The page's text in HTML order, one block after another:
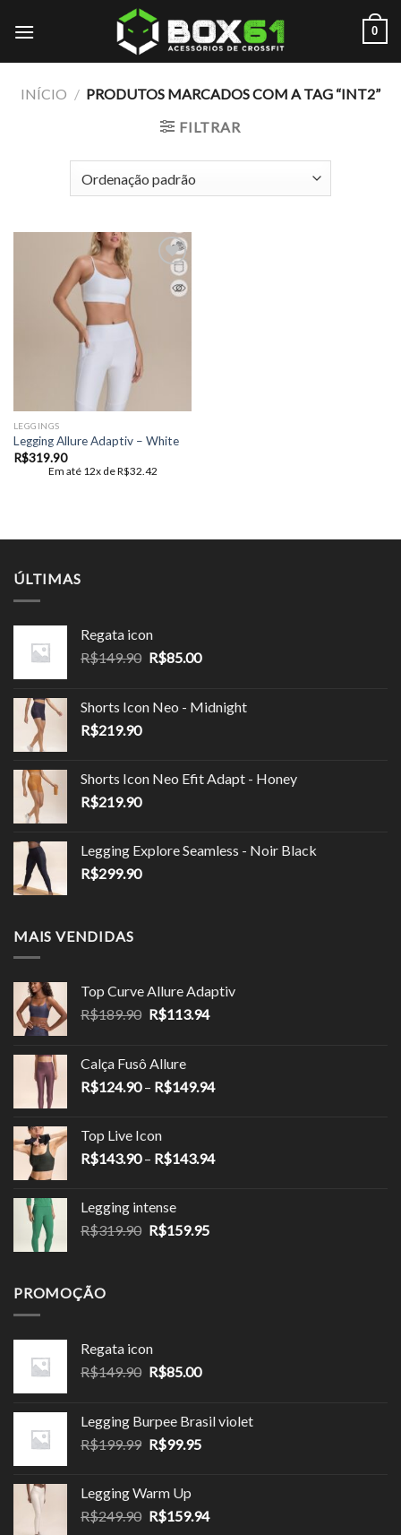
0
INÍCIO / PRODUTOS MARCADOS COM A TAG “INT2”
FILTRAR
LEGGINGS
Legging Allure Adaptiv – White
R$319.90
Em até 12x deR$32.42
ÚLTIMAS
Regata icon
R$149.90 O
era:
R$85.00O
é:
Shorts Icon Neo - Midnight
R$219.90
Shorts Icon Neo Efit Adapt - Honey
R$219.90
Legging Explore Seamless - Noir Black
R$299.90
MAIS VENDIDAS
Top Curve Allure Adaptiv
R$189.90 O
era:
R$189.90.
R$113.94O
R$113.94.
Calça Fusô Allure
R$124.90 – R$149.94Faixa
através
Top Live Icon
R$143.90 – R$143.94Faixa
Legging intense
R$319.90 O
R$159.95O
PROMOÇÃO
Regata icon
R$149.90 O
era:
R$149.90.
R$85.00O
é:
R$85.00.
Legging Burpee Brasil violet
R$199.99 O
era:
R$199.99.
R$99.95O
R$99.95.
Legging Warm Up
R$249.90 O
R$159.94O